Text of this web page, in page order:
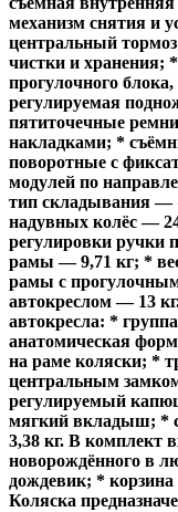
механизм снятия и
центральный
чистки и хранения;
прогулочного
регулируемая
пятиточечные
накладками; *
поворотные с
модулей по
тип складывания —
надувных колёс —
регулировки ручки
рамы — 9,71 кг; *
рамы с
автокреслом — 13
автокресла: *
анатомическая
на раме коляски; *
центральным
регулируемый
мягкий вкладыш; *
3,38 кг. В комплект
новорождённого в
дождевик; *
Коляска